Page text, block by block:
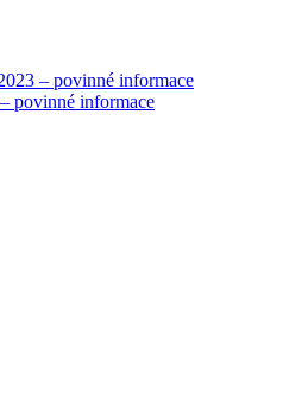
– povinné informace
povinné informace